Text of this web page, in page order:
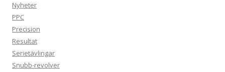
Nyheter
PPC
Precision
Resultat
Serietävlingar
Snubb-revolver